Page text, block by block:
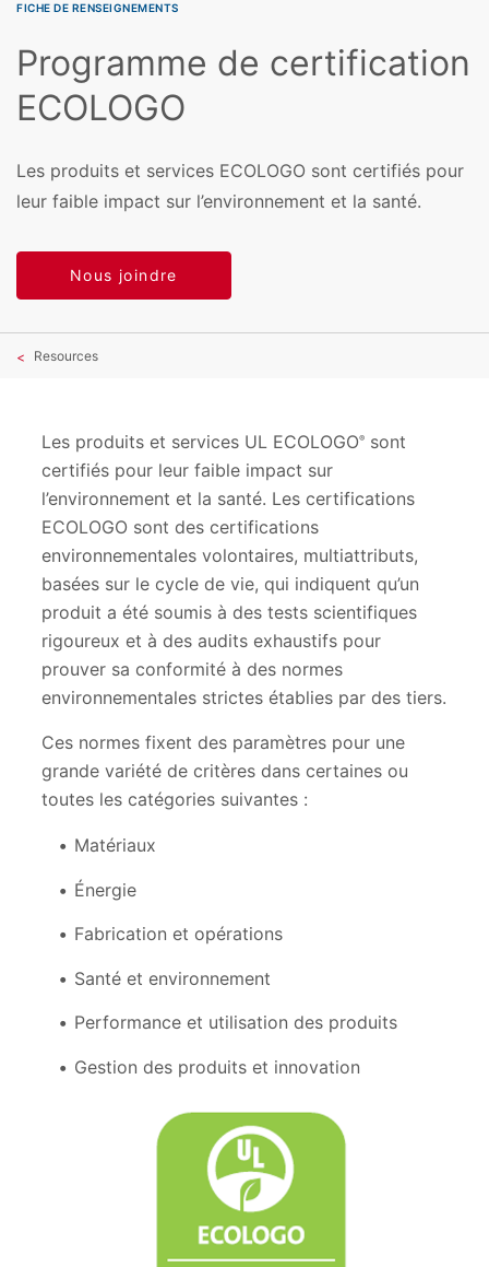
FICHE DE RENSEIGNEMENTS
Programme de certification
ECOLOGO
Les produits et services ECOLOGO sont certifiés pour
leur faible impact sur l’environnement et la santé.
Nous joindre
Resources
Les produits et services UL ECOLOGO®sont
certifiés pour leur faible impact sur
l’environnement et la santé. Les certifications
ECOLOGO sont des certifications
environnementales volontaires, multiattributs,
basées sur le cycle de vie, qui indiquent qu’un
produit a été soumis à des tests scientifiques
rigoureux et à des audits exhaustifs pour
prouver sa conformité à des normes
environnementales strictes établies par des tiers.
Ces normes fixent des paramètres pour une
grande variété de critères dans certaines ou
toutes les catégories suivantes :
Matériaux
Énergie
Fabrication et opérations
Santé et environnement
Performance et utilisation des produits
Gestion des produits et innovation